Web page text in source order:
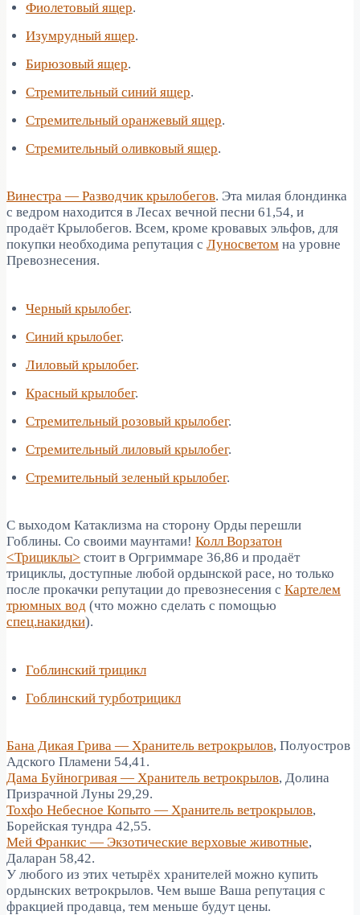
Фиолетовый ящер.
Изумрудный ящер.
Бирюзовый ящер.
Стремительный синий ящер.
Стремительный оранжевый ящер.
Стремительный оливковый ящер.
Винестра — Разводчик крылобегов. Эта милая блондинка
с ведром находится в Лесах вечной песни 61,54, и
продаёт Крылобегов. Всем, кроме кровавых эльфов, для
покупки необходима репутация с Луносветом на уровне
Превознесения.
Черный крылобег.
Синий крылобег.
Лиловый крылобег.
Красный крылобег.
Стремительный розовый крылобег.
Стремительный лиловый крылобег.
Стремительный зеленый крылобег.
С выходом Катаклизма на сторону Орды перешли
Гоблины. Со своими маунтами! Колл Ворзатон
<Трициклы> стоит в Оргриммаре 36,86 и продаёт
трициклы, доступные любой ордынской расе, но только
после прокачки репутации до превознесения с Картелем
трюмных вод (что можно сделать с помощью
спец.накидки).
Гоблинский трицикл
Гоблинский турботрицикл
Бана Дикая Грива — Хранитель ветрокрылов, Полуостров
Адского Пламени 54,41.
Дама Буйногривая — Хранитель ветрокрылов, Долина
Призрачной Луны 29,29.
Тохфо Небесное Копыто — Хранитель ветрокрылов,
Борейская тундра 42,55.
Мей Франкис — Экзотические верховые животные,
Даларан 58,42.
У любого из этих четырёх хранителей можно купить
ордынских ветрокрылов. Чем выше Ваша репутация с
фракцией продавца, тем меньше будут цены.